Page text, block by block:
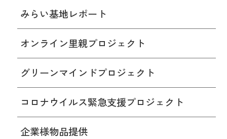
みらい基地レポート
オンライン里親プロジェクト
グリーンマインドプロジェクト
コロナウイルス緊急支援プロジェクト
企業様物品提供